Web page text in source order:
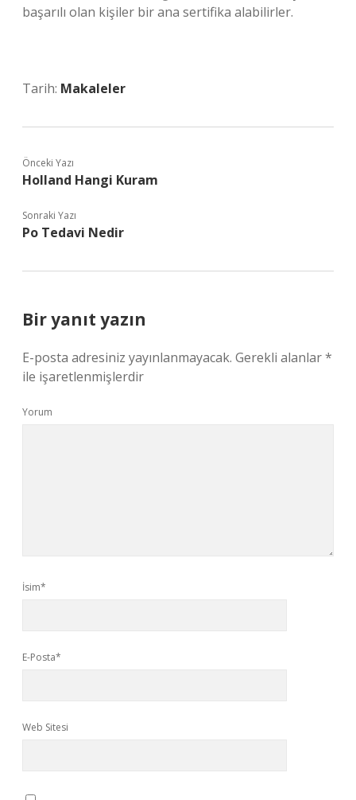
başarılı olan kişiler bir ana sertifika alabilirler.
Tarih: Makaleler
Önceki Yazı
Holland Hangi Kuram
Sonraki Yazı
Po Tedavi Nedir
Bir yanıt yazın
E-posta adresiniz yayınlanmayacak. Gerekli alanlar*
ile işaretlenmişlerdir
Yorum
İsim*
E-Posta*
Web Sitesi